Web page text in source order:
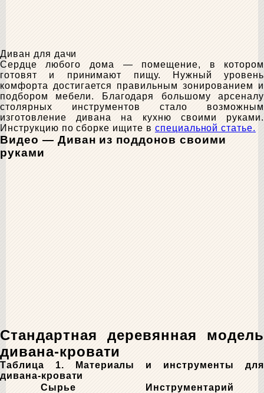
Диван для дачи
Сердце любого дома — помещение, в котором
готовят и принимают пищу. Нужный уровень
комфорта достигается правильным зонированием и
подбором мебели. Благодаря большому арсеналу
столярных инструментов стало возможным
изготовление дивана на кухню своими руками.
Инструкцию по сборке ищите в специальной статье.
Видео — Диван из поддонов своими
руками
Стандартная деревянная модель
дивана-кровати
Таблица 1. Материалы и инструменты для
дивана-кровати
Сырье
Инструментарий